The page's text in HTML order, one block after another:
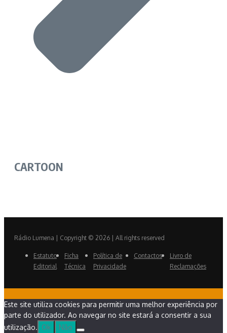
CARTOON
Rádio Lumena | Copyright © 2026 | All rights reserved
Estatuto
Editorial
Ficha
Técnica
Política de
Privacidade
Contactos
Livro de
Reclamações
Este site utiliza cookies para permitir uma melhor experiência por
parte do utilizador. Ao navegar no site estará a consentir a sua
utilização. Ok Não